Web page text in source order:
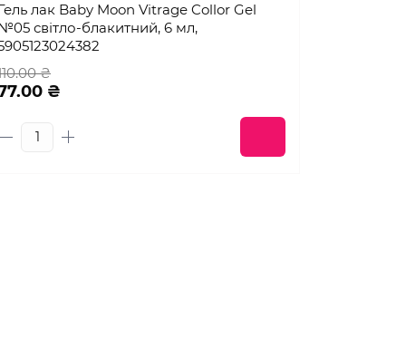
лак Baby Moon Vitrage Collor Gel
світло-блакитний, 6 мл,
₴
₴